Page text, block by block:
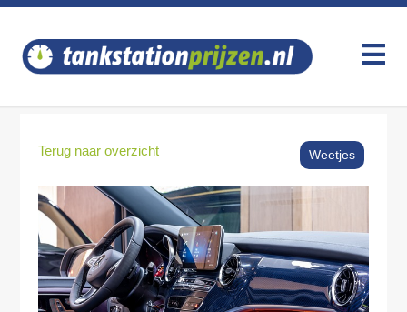
Terug naar overzicht Weetjes